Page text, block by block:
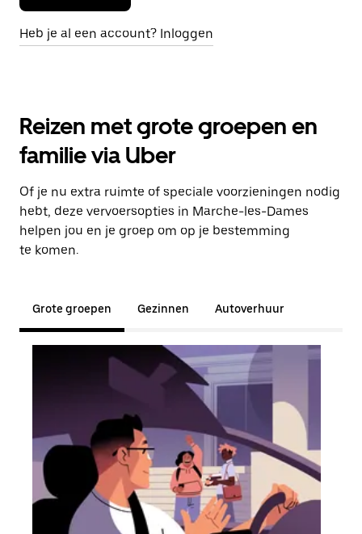
Heb je al een account? Inloggen
Reizen met grote groepen en
familie via Uber
Of je nu extra ruimte of speciale voorzieningen nodig
hebt, deze vervoersopties in Marche-les-Dames
helpen jou en je groep om op je bestemming
te komen.
Grote groepen Gezinnen Autoverhuur